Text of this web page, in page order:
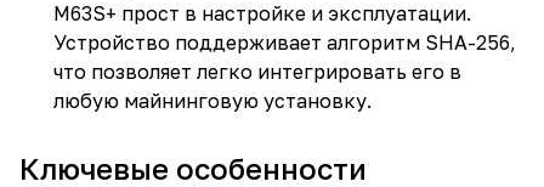
M63S+ прост в настройке и эксплуатации.
Устройство поддерживает алгоритм SHA-256,
что позволяет легко интегрировать его в
любую майнинговую установку.
Ключевые особенности